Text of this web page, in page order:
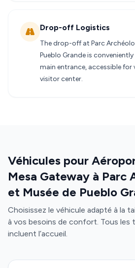
Drop-off Logistics
The drop-off at Parc
Pueblo Grande is
main entrance, accessible for
visitor center.
Véhicules pour
Mesa Gateway à Parc
et Musée de Pueblo
Choisissez le véhicule adapté à la
à vos besoins de confort. Tous
incluent l’accueil.